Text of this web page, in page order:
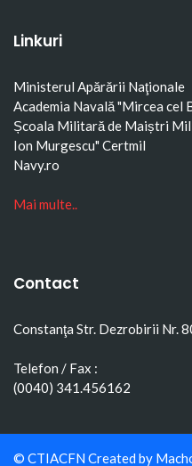
Linkuri
Ministerul Apărării Naţionale
Academia Navală "Mircea cel
Școala Militară de Maiștri
Ion Murgescu" Certmil
Navy.ro
Mai multe..
Contact
Constanţa Str. Dezrobirii Nr.
Telefon / Fax :
(0040) 341.456162
© CTIACFN Created by